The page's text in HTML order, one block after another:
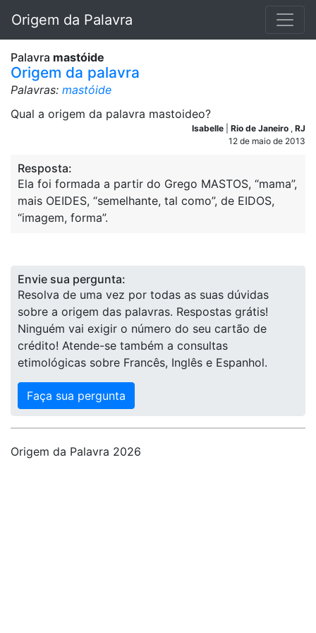
Origem da Palavra
Palavra mastóide
Origem da palavra
Palavras: mastóide
Qual a origem da palavra mastoideo?
Isabelle Rio de Janeiro , RJ
12 de maio de 2013
Resposta:
Ela foi formada a partir do Grego MASTOS, “mama”,
mais OEIDES, “semelhante, tal como”, de EIDOS,
“imagem, forma”.
Envie sua pergunta:
Resolva de uma vez por todas as suas dúvidas
sobre a origem das palavras. Respostas grátis!
Ninguém vai exigir o número do seu cartão de
crédito! Atende-se também a consultas
etimológicas sobre Francês, Inglês e Espanhol.
Faça sua pergunta
Origem da Palavra 2026